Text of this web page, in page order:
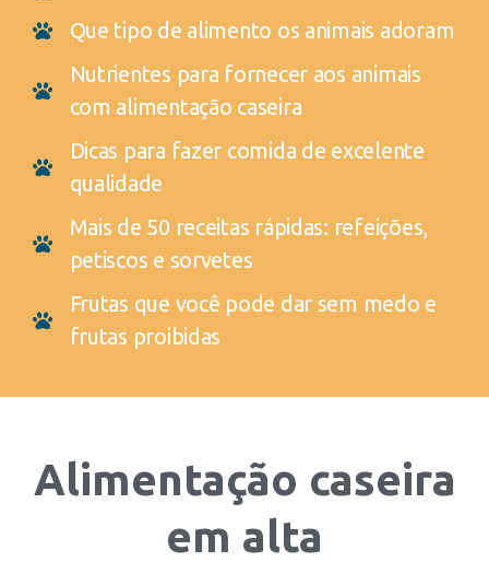
Que tipo de alimento os animais adoram
Nutrientes para fornecer aos animais
com alimentação caseira
Dicas para fazer comida de excelente
qualidade
Mais de 50 receitas rápidas: refeições,
petiscos e sorvetes
Frutas que você pode dar sem medo e
frutas proibidas
Alimentação caseira
em alta